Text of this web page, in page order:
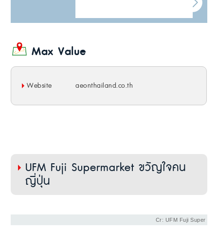
Max Value
Website aeonthailand.co.th
UFM Fuji Supermarket ขวัญใจคน
ญี่ปุ่น
Cr: UFM Fuji Super